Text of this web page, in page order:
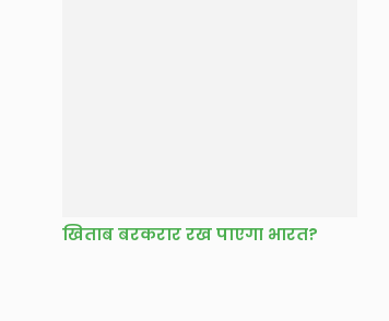
खिताब बरकरार रख पाएगा भारत?